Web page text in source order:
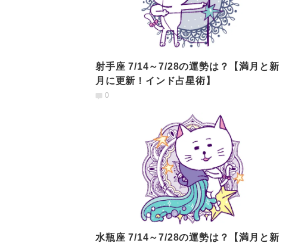
射手座 7/14～7/28の運勢は？【満月と新
月に更新！インド占星術】
0
水瓶座 7/14～7/28の運勢は？【満月と新